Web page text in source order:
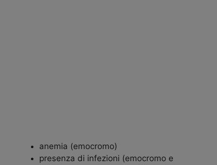
anemia (emocromo)
presenza di infezioni (emocromo e